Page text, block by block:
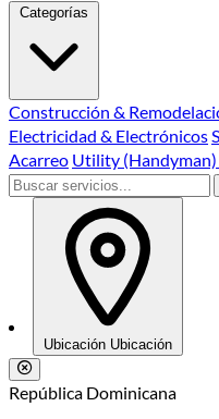
Categorías
Construcción &
Electricidad & Electrónicos
Acarreo Utility (Handyman)
Ubicación Ubicación
República Dominicana